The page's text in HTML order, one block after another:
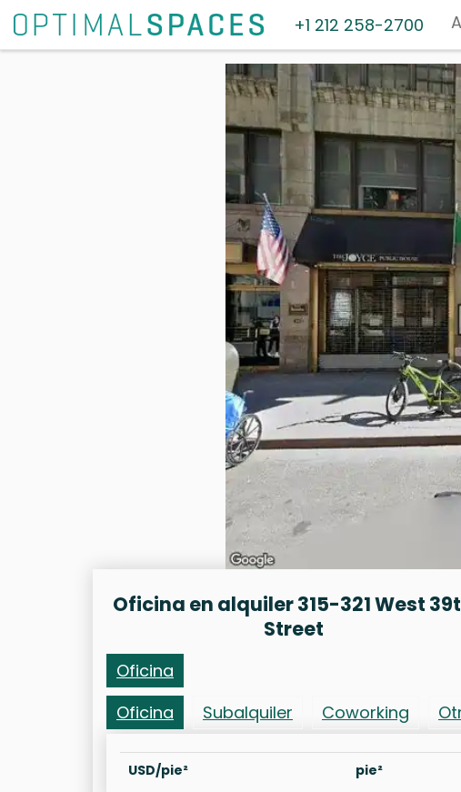
+1 212 258-2700
Oficina en alquiler 315-321 West
Street
Oficina
Oficina
Subalquiler Coworking
USD/pie² pie²